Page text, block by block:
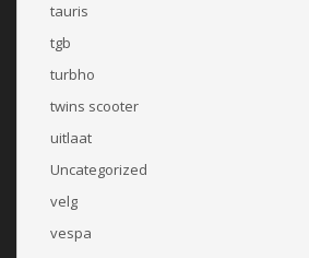
tauris
tgb
turbho
twins scooter
uitlaat
Uncategorized
velg
vespa